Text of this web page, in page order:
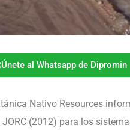
Únete al Whatsapp de Dipromin
Nativo Resources
(2012) para los